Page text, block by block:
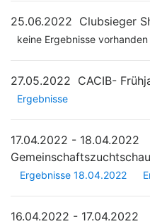
25.06.2022 Clubsieger
keine Ergebnisse vorhanden
27.05.2022 CACIB-
Ergebnisse
17.04.2022 - 18.04.2022
Ergebnisse 18.04.2022
16.04.2022 - 17.04.2022